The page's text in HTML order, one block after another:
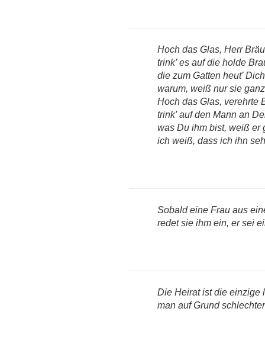
Hoch das Glas, Herr
trink’ es auf die holde
die zum Gatten heut’
warum, weiß nur sie
Hoch das Glas, verehrte
trink’ auf den Mann an
was Du ihm bist, weiß er
ich weiß, dass ich ihn
Sobald eine Frau aus
redet sie ihm ein, er sei
Die Heirat ist die einzige
man auf Grund